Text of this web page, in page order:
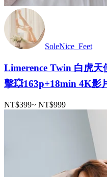
SoleNice_Feet
Limerence Twin 白虎天
擊💥163p+18min 4K影
NT$399~ NT$999